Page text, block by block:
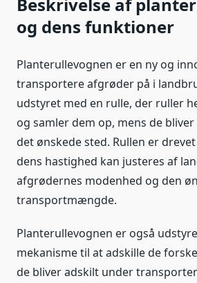
og dens funktioner
Planterullevognen er en ny og
transportere afgrøder på i
udstyret med en rulle, der ruller
og samler dem op, mens de
det ønskede sted. Rullen er
dens hastighed kan justeres af
afgrødernes modenhed og den
transportmængde.
Planterullevognen er også
mekanisme til at adskille de
de bliver adskilt under